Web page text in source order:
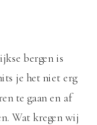
bergen is
je het niet erg
te gaan en af
Wat kregen wij